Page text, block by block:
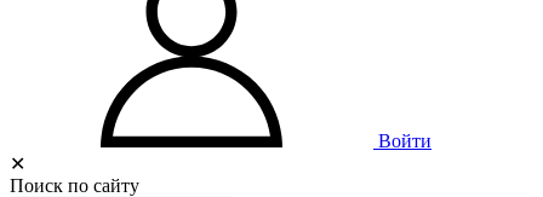
Войти
✕
Поиск по сайту